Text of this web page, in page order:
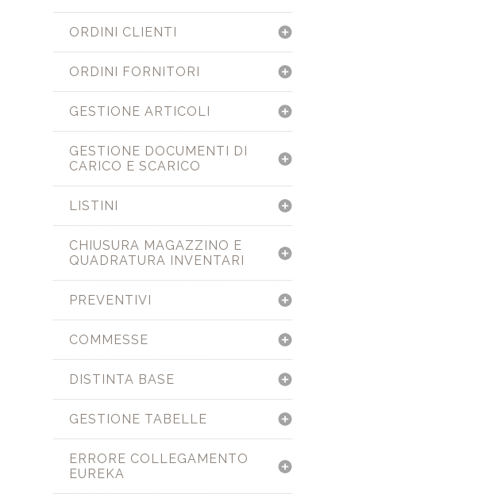
ORDINI CLIENTI
ORDINI FORNITORI
GESTIONE ARTICOLI
GESTIONE DOCUMENTI DI
CARICO E SCARICO
LISTINI
CHIUSURA MAGAZZINO E
QUADRATURA INVENTARI
PREVENTIVI
COMMESSE
DISTINTA BASE
GESTIONE TABELLE
ERRORE COLLEGAMENTO
EUREKA